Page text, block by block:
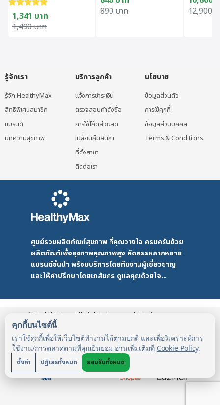
ให้คะแนน5.00
ตั้งแต่ 1-5 คะแนน
1,490บาท
Original price was: 1,490 บาท.
1,341 บาท
Current price is: 1,341 บาท.
890บาท
Original price was: 890 บาท.
Current price is: 846 บาท.12,900
Original
Current
คุกกี้บนไซต์นี้
เราใช้คุกกี้เพื่อให้เว็บไซต์ทำงานได้ตามปกติ และเพื่อวิเคราะห์การ
ใช้งาน/การตลาดตามที่คุณยินยอม อ่านเพิ่มเติมที่ Cookie Policy.
ตั้งค่า ปฏิเสธทั้งหมด ยอมรับทั้งหมด
รู้จักเรา
รู้จัก HealthyMax
สิทธิพิเศษสมาชิก
แบรนด์
บทความสุขภาพ
บริการลูกค้า
แจ้งการชำระเงิน
ตรวจสอบคำสั่งซื้อ
การใช้โค้ดส่วนลด
เปลี่ยนคืนสินค้า
ที่ตั้งสาขา
ติดต่อเรา
นโยบาย
ข้อมูลส่วนตัว
การใช้คุกกี้
ข้อมูลส่วนบุคคล
Terms & Conditions
ศูนย์รวมผลิตภัณฑ์สุขภาพ ที่คุณวางใจ ครบครันด้วย
ผลิตภัณฑ์เพื่อสุขภาพคุณภาพสูง คัดสรรหลากหลาย
แบรนด์ชั้นนำ พร้อมบริการโดยทีมงานผู้เชี่ยวชาญ
และให้คำปรึกษาโดยเภสัชกร ดูแลคุณด้วยใจ...
©HealthyMax. All Rights Reserved. Design
by DMDHealthyMax